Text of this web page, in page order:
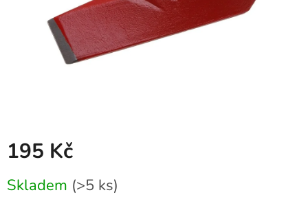
195 Kč
cena:
Skladem (>5 ks)